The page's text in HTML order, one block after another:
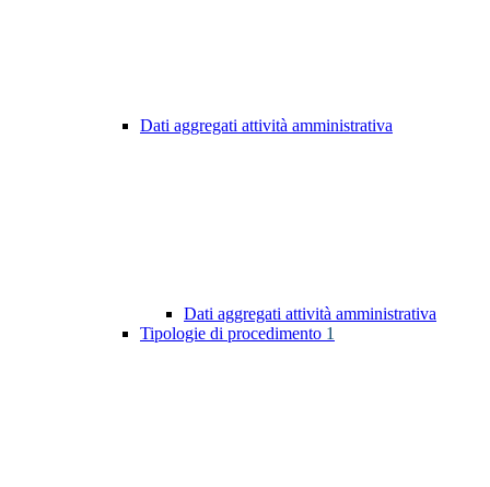
Dati aggregati attività amministrativa
Dati aggregati attività amministrativa
Tipologie di procedimento 1